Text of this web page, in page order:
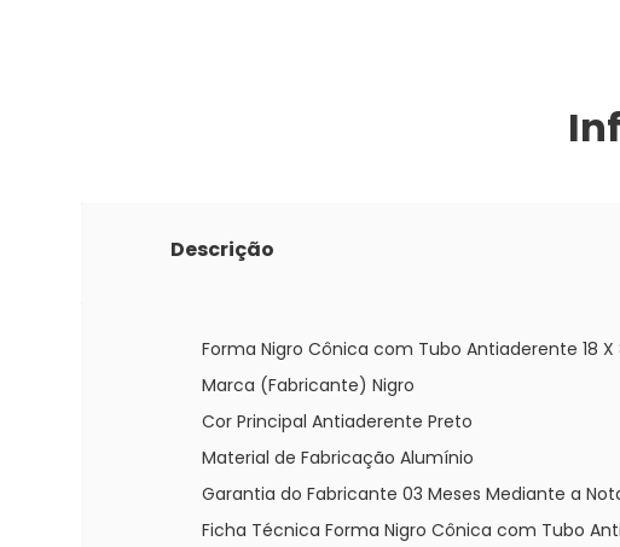
Descrição
Forma Nigro Cônica com Tubo Antiaderente 18 X
Marca (Fabricante) Nigro
Cor Principal Antiaderente Preto
Material de Fabricação Alumínio
Garantia do Fabricante 03 Meses Mediante a
Ficha Técnica Forma Nigro Cônica com Tubo